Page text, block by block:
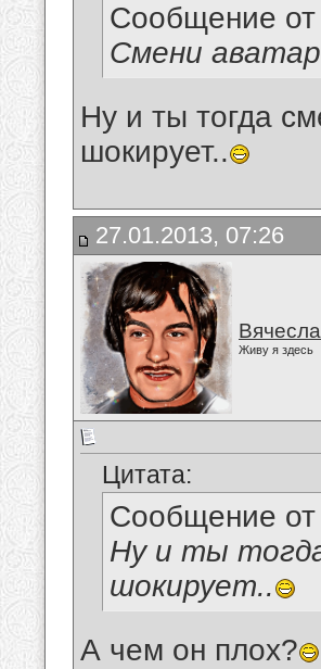
Сообщение от
Смени
Ну и ты тогда
шокирует..
27.01.2013, 07:26
Живу я здесь
Цитата:
Сообщение от
Ну и ты
шокирует..
А чем он плох?